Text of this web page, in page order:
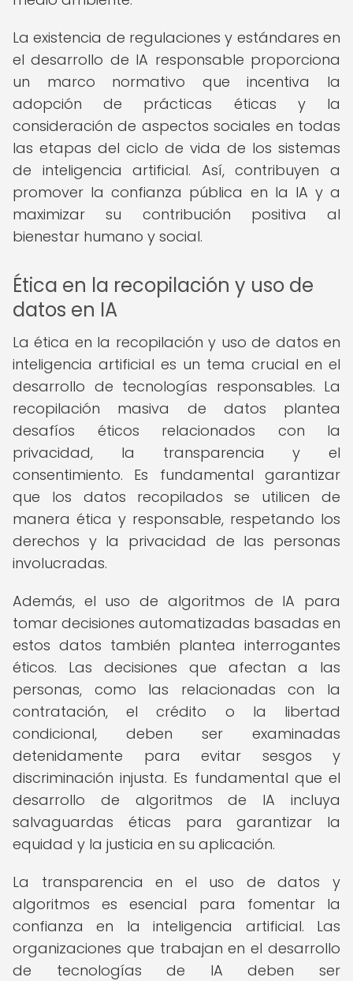
La existencia de regulaciones y estándares en
el desarrollo de IA responsable proporciona
un marco normativo que incentiva la
adopción de prácticas éticas y la
consideración de aspectos sociales en todas
las etapas del ciclo de vida de los sistemas
de inteligencia artificial. Así, contribuyen a
promover la confianza pública en la IA y a
maximizar su contribución positiva al
bienestar humano y social.
Ética en la recopilación y uso de
datos en IA
La ética en la recopilación y uso de datos en
inteligencia artificial es un tema crucial en el
desarrollo de tecnologías responsables. La
recopilación masiva de datos plantea
desafíos éticos relacionados con la
privacidad, la transparencia y el
consentimiento. Es fundamental garantizar
que los datos recopilados se utilicen de
manera ética y responsable, respetando los
derechos y la privacidad de las personas
involucradas.
Además, el uso de algoritmos de IA para
tomar decisiones automatizadas basadas en
estos datos también plantea interrogantes
éticos. Las decisiones que afectan a las
personas, como las relacionadas con la
contratación, el crédito o la libertad
condicional, deben ser examinadas
detenidamente para evitar sesgos y
discriminación injusta. Es fundamental que el
desarrollo de algoritmos de IA incluya
salvaguardas éticas para garantizar la
equidad y la justicia en su aplicación.
La transparencia en el uso de datos y
algoritmos es esencial para fomentar la
confianza en la inteligencia artificial. Las
organizaciones que trabajan en el desarrollo
de tecnologías de IA deben ser